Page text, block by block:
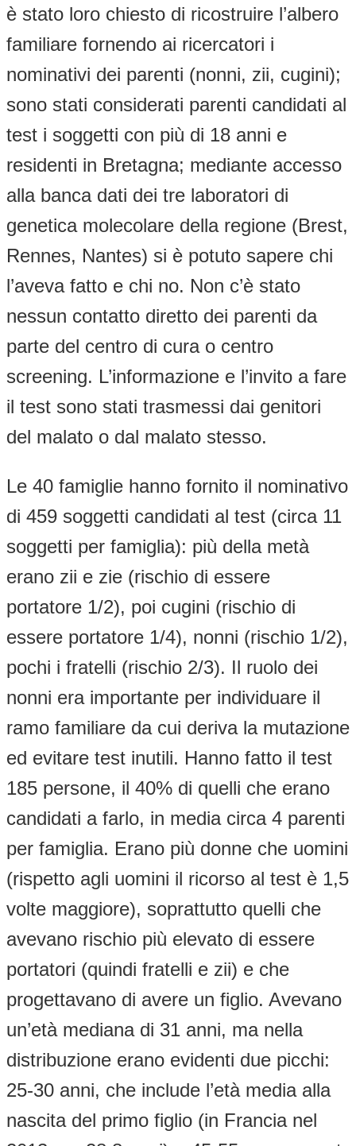
è stato loro chiesto di ricostruire l’albero
familiare fornendo ai ricercatori i
nominativi dei parenti (nonni, zii, cugini);
sono stati considerati parenti candidati al
test i soggetti con più di 18 anni e
residenti in Bretagna; mediante accesso
alla banca dati dei tre laboratori di
genetica molecolare della regione (Brest,
Rennes, Nantes) si è potuto sapere chi
l’aveva fatto e chi no. Non c’è stato
nessun contatto diretto dei parenti da
parte del centro di cura o centro
screening. L’informazione e l’invito a fare
il test sono stati trasmessi dai genitori
del malato o dal malato stesso.
Le 40 famiglie hanno fornito il nominativo
di 459 soggetti candidati al test (circa 11
soggetti per famiglia): più della metà
erano zii e zie (rischio di essere
portatore 1/2), poi cugini (rischio di
essere portatore 1/4), nonni (rischio 1/2),
pochi i fratelli (rischio 2/3). Il ruolo dei
nonni era importante per individuare il
ramo familiare da cui deriva la mutazione
ed evitare test inutili. Hanno fatto il test
185 persone, il 40% di quelli che erano
candidati a farlo, in media circa 4 parenti
per famiglia. Erano più donne che uomini
(rispetto agli uomini il ricorso al test è 1,5
volte maggiore), soprattutto quelli che
avevano rischio più elevato di essere
portatori (quindi fratelli e zii) e che
progettavano di avere un figlio. Avevano
un’età mediana di 31 anni, ma nella
distribuzione erano evidenti due picchi:
25-30 anni, che include l’età media alla
nascita del primo figlio (in Francia nel